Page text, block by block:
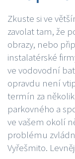
Zkuste si ve
zavolat tam, že
obrazy, nebo
instalatérské
ve vodovodní
opravdu není
termín za
parkovného a
ve vašem okolí
problému
Vyřešmito.